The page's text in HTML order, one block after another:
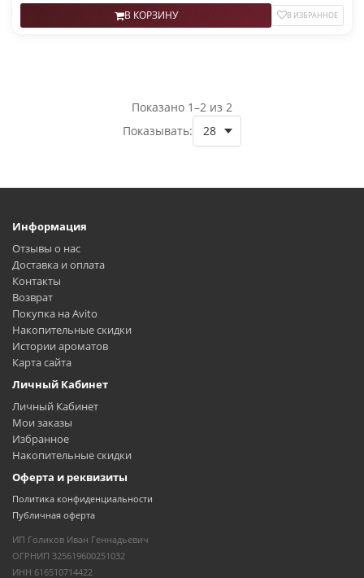
В КОРЗИНУ В ИЗБРАННОЕ
Показывать:
Показано 1–2 из 2
Информация
Отзывы о нас
Доставка и оплата
Контакты
Возврат
Покупка на Avito
Накопительные скидки
Истории ароматов
Карта сайта
Личный Кабинет
Личный Кабинет
Мои заказы
Избранное
Накопительные скидки
Оферта и реквизиты
Политика конфиденциальности
Публичная оферта
ИП Голиков Иван Геннадьевич
ОГРНИП 325619600251032
ИНН 616510714422